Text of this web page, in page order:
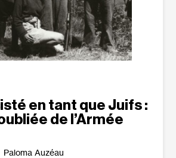
en tant que Juifs :
de l’Armée
Paloma Auzéau